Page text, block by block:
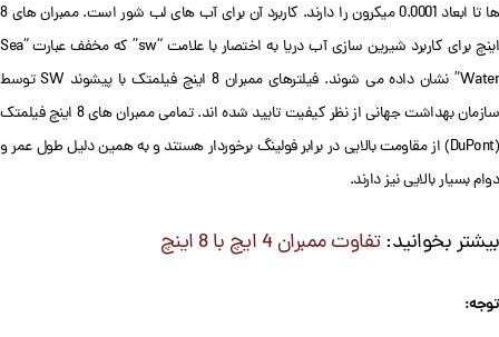
ها تا ابعاد 0.0001 میکرون را دارند. کاربرد آن برای آب های لب شور است. ممبران های 8
اینچ برای کاربرد شیرین سازی آب دریا به اختصار با علامت “sw” که مخفف عبارت “Sea
Water” نشان داده می شوند. فیلترهای ممبران 8 اینچ فیلمتک با پیشوند SW توسط
سازمان بهداشت جهانی از نظر کیفیت تایید شده اند. تمامی ممبران های 8 اینچ فیلمتک
(DuPont) از مقاومت بالایی در برابر فولینگ برخوردار هستند و به همین دلیل طول عمر و
دوام بسیار بالایی نیز دارند.
بیشتر بخوانید:تفاوت ممبران 4 ایچ با 8 اینچ
توجه: